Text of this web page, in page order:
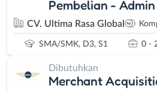
Pembelian -
CV. Ultima Rasa Global
SMA/SMK, D3, S1 0 -
Dibutuhkan
Merchant